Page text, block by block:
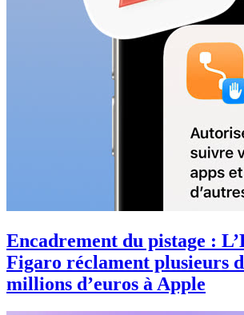
Encadrement du pistage :
Figaro réclament plusieurs
millions d’euros à Apple